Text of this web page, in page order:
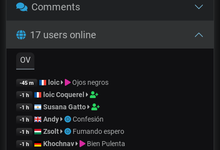
Comments
17 users online
OV
-45 m loic Ojos negros
-1 h loic Coquerel
-1 h Susana Gatto
-1 h Andy Confesión
-1 h Zsolt Fumando espero
-1 h Khochnav Bien Pulenta